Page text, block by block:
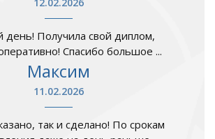
Получила свой диплом,
Спасибо большое ...
Максим
11.02.2026
так и сделано! По срокам